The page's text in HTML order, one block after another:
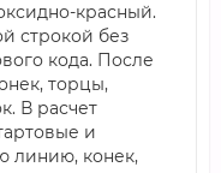
красный.
строкой без
кода. После
торцы,
В расчет
и
линию, конек,